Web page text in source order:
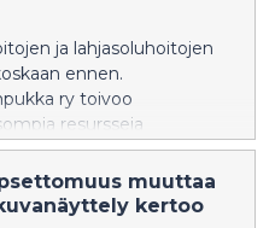
ja lahjasoluhoitojen
ennen.
ry toivoo
resursseja
tarpeeseen. Simpukka
kiinnostuneita
muuttaa
kertoo